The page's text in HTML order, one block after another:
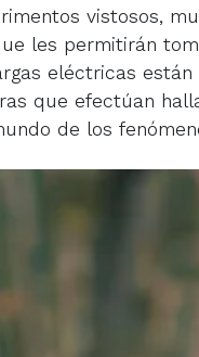
vistosos,
les permitirán
eléctricas están
que efectúan
de los